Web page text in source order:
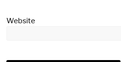
Website